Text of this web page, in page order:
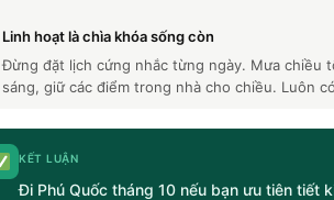
Linh hoạt là chìa khóa sống còn
Đừng đặt lịch cứng nhắc từng ngày. Mưa chiều
sáng, giữ các điểm trong nhà cho chiều. Luôn
KẾT LUẬN
Đi Phú Quốc tháng 10 nếu bạn ưu tiên tiết